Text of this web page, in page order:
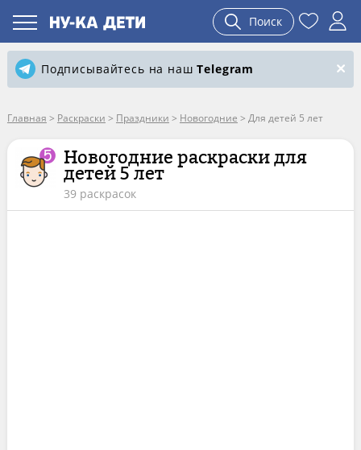
Поиск
Подписывайтесь на нашTelegram
Главная > Раскраски > Праздники > Новогодние > Для детей 5 лет
Новогодние раскраски для
детей 5 лет
39 раскрасок